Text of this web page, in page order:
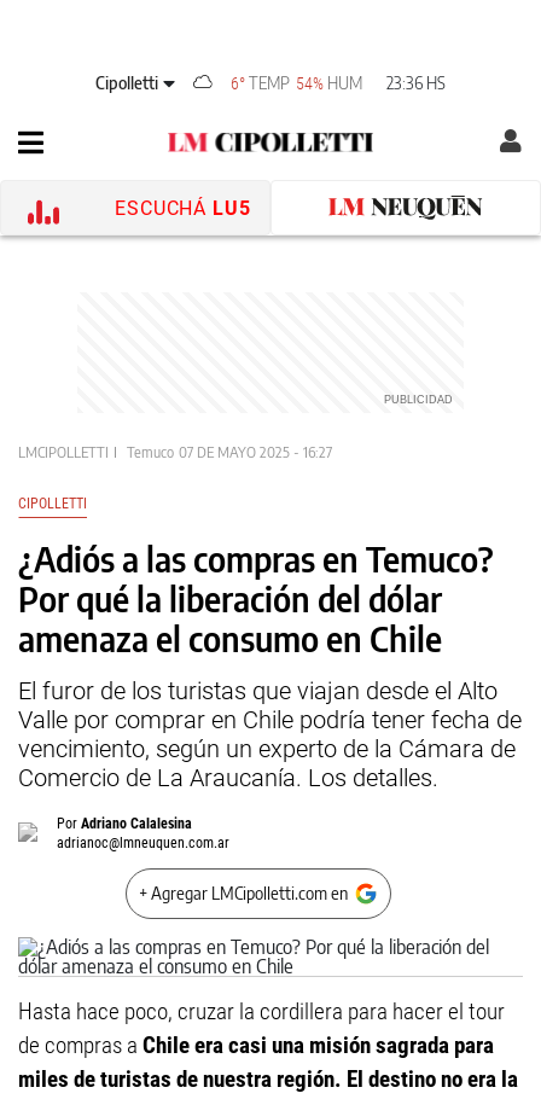
Cipolletti 6°TEMP 54% HUM 23:36 HS
ESCUCHÁ LU5
LMCIPOLLETTI Temuco 07 DE MAYO 2025 - 16:27
CIPOLLETTI
¿Adiós a las compras en Temuco?
Por qué la liberación del dólar
amenaza el consumo en Chile
El furor de los turistas que viajan desde el Alto
Valle por comprar en Chile podría tener fecha de
vencimiento, según un experto de la Cámara de
Comercio de La Araucanía. Los detalles.
Por Adriano Calalesina
adrianoc@lmneuquen.com.ar
+ Agregar LMCipolletti.com en
Hasta hace poco, cruzar la cordillera para hacer el tour
de compras a Chile era casi una misión sagrada para
miles de turistas de nuestra región. El destino no era la